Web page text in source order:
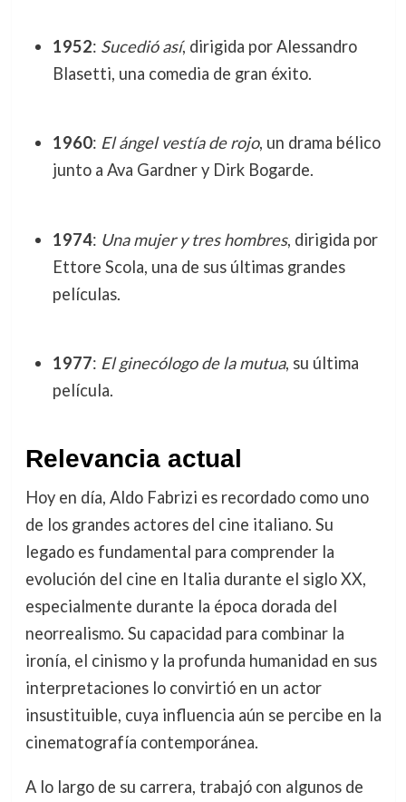
1952: Sucedió así, dirigida por Alessandro
Blasetti, una comedia de gran éxito.
1960: El ángel vestía de rojo, un drama bélico
junto a Ava Gardner y Dirk Bogarde.
1974: Una mujer y tres hombres, dirigida por
Ettore Scola, una de sus últimas grandes
películas.
1977: El ginecólogo de la mutua, su última
película.
Relevancia actual
Hoy en día, Aldo Fabrizi es recordado como uno
de los grandes actores del cine italiano. Su
legado es fundamental para comprender la
evolución del cine en Italia durante el siglo XX,
especialmente durante la época dorada del
neorrealismo. Su capacidad para combinar la
ironía, el cinismo y la profunda humanidad en sus
interpretaciones lo convirtió en un actor
insustituible, cuya influencia aún se percibe en la
cinematografía contemporánea.
A lo largo de su carrera, trabajó con algunos de